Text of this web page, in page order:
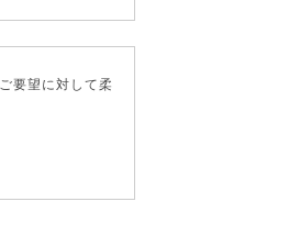
要望に対して柔